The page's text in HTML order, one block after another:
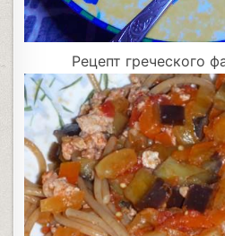
Рецепт греческого